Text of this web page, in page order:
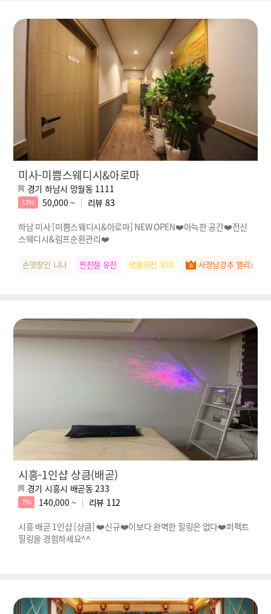
미사-미쁨스웨디시&아로마
경기 하남시 망월동 1111
17% 50,000 ~ 리뷰 83
하남 미사 [미쁨스웨디시&아로마] NEW OPEN❤️아늑한 공간❤️전신
스웨디시&림프순환관리❤️
손맛장인 니나 찐친절 유진 명불허전 유미 사장님강추 앨리스
시흥-1인샵 상큼(배곧)
경기 시흥시 배곧동 233
7% 140,000 ~ 리뷰 112
시흥 배곧 1인샵 [상큼] ❤️신규❤️이보다 완벽한 힐링은 없다❤️퍼펙트
힐링을 경험하세요^^